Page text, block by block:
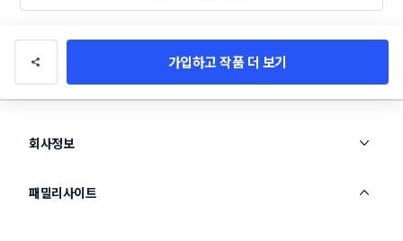
가입하고 작품 더 보기
회사정보
패밀리사이트